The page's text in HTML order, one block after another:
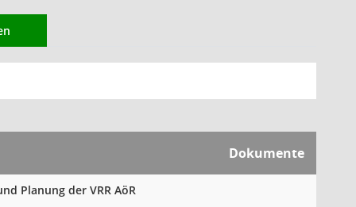
Dokumente
Planung der VRR AöR